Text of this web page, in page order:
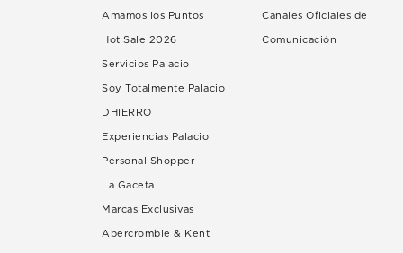
Amamos los Puntos
Hot Sale 2026
Servicios Palacio
Soy Totalmente Palacio
DHIERRO
Experiencias Palacio
Personal Shopper
La Gaceta
Marcas Exclusivas
Abercrombie & Kent
Canales Oficiales de
Comunicación